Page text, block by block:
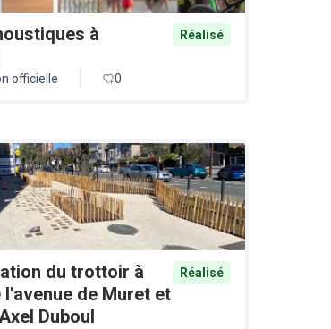
à
Réalisé
officielle 0
du trottoir à
l'avenue de Muret et
Duboul
Réalisé